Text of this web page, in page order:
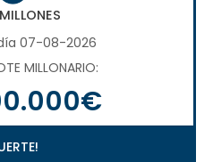
07-08-2026
MILLONARIO: